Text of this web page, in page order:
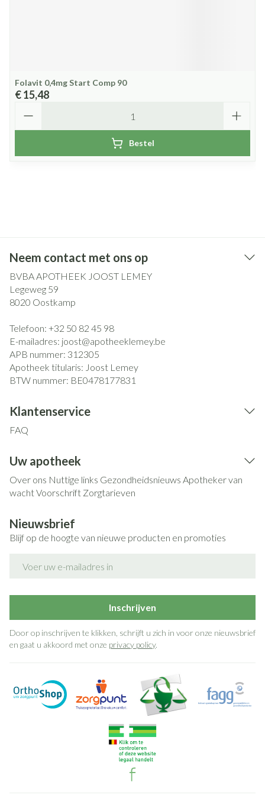
Folavit 0,4mg Start Comp 90
€ 15,48
Bestel
Neem contact met ons op
BVBA APOTHEEK JOOST LEMEY
Legeweg 59
8020 Oostkamp
Telefoon: +32 50 82 45 98
E-mailadres: joost@apotheeklemey.be
APB nummer: 312305
Apotheek titularis: Joost Lemey
BTW nummer: BE0478177831
Klantenservice
FAQ
Uw apotheek
Over ons Nuttige links Gezondheidsnieuws Apotheker van
wachtVoorschrift Zorgtarieven
Nieuwsbrief
Blijf op de hoogte van nieuwe producten en promoties
Inschrijven
Door op inschrijven te klikken, schrijft u zich in voor onze nieuwsbrief
en gaat u akkoord met onze privacy policy.